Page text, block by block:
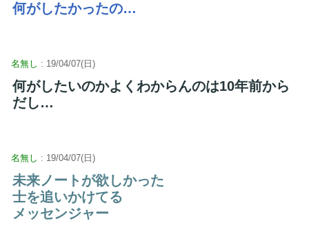
何がしたかったの…
名無し : 19/04/07(日)
何がしたいのかよくわからんのは10年前から
だし…
名無し : 19/04/07(日)
未来ノートが欲しかった
士を追いかけてる
メッセンジャー